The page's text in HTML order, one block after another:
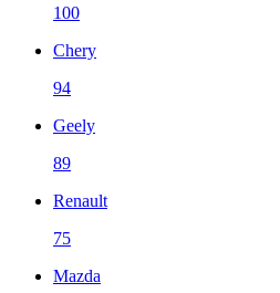
100
Chery
94
Geely
89
Renault
75
Mazda